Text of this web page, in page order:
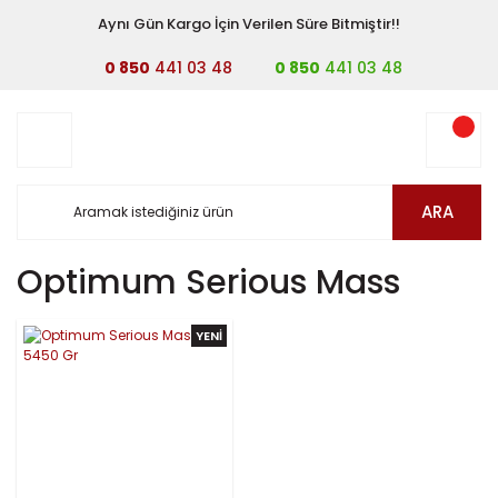
Aynı Gün Kargo İçin Verilen Süre Bitmiştir!!
0 850 441 03 48 0 850 441 03 48
ARA
Optimum Serious Mass
YENİ